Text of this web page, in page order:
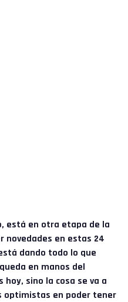
está en otra etapa de la
novedades en estas 24
dando todo lo que
en manos del
hoy, sino la cosa se va a
optimistas en poder tener